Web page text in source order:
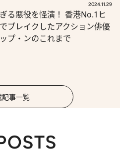
2024.11.29
る悪役を怪演！ 香港No.1ヒ
ブレイクしたアクション俳優
プ・ンのこれまで
記事一覧